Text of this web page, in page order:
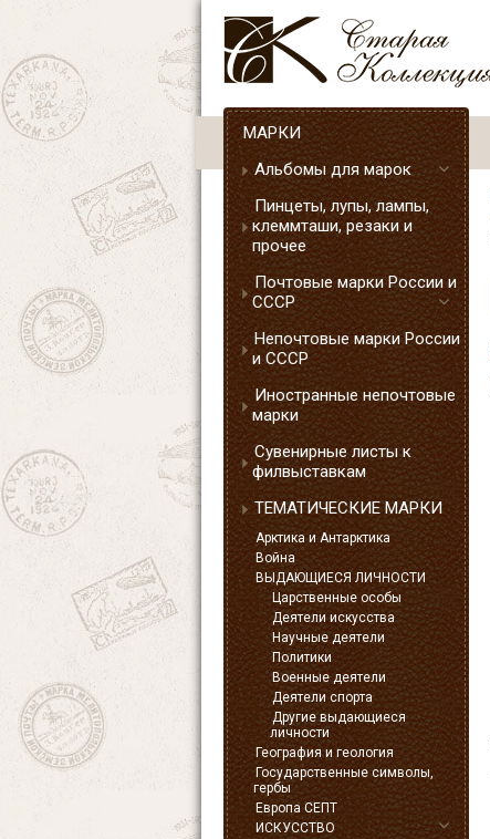
МАРКИ
Альбомы для марок
Пинцеты, лупы, лампы,
клеммташи, резаки и
прочее
Почтовые марки России и
СССР
Непочтовые марки России
и СССР
Иностранные непочтовые
марки
Сувенирные листы к
филвыставкам
ТЕМАТИЧЕСКИЕ МАРКИ
Арктика и Антарктика
Война
ВЫДАЮЩИЕСЯ ЛИЧНОСТИ
Царственные особы
Деятели искусства
Научные деятели
Политики
Военные деятели
Деятели спорта
Другие выдающиеся
личности
География и геология
Государственные символы,
гербы
Европа СЕПТ
ИСКУССТВО